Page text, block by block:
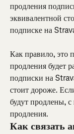
продления
эквивалентной
подписке на
Как правило, это
продления будет
подписки на
стоит дороже.
будут продлены, с
продления.
Как